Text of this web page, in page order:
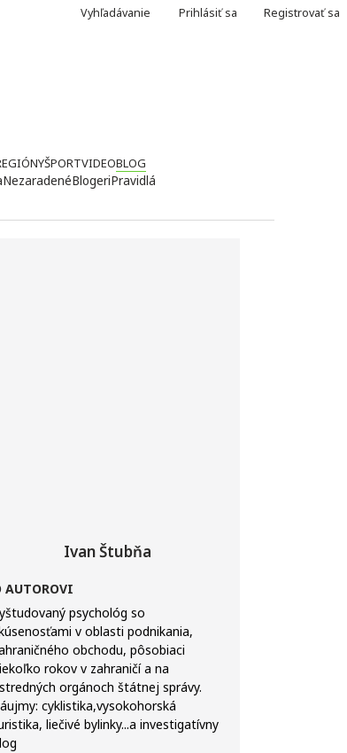
Vyhľadávanie Prihlásiť sa Registrovať sa
ŠPORTVIDEOBLOG
NezaradenéBlogeriPravidlá
Ivan Štubňa
AUTOROVI
psychológ so
v oblasti podnikania,
obchodu, pôsobiaci
rokov v zahraničí a na
orgánoch štátnej správy.
cyklistika,vysokohorská
liečivé bylinky...a investigatívny